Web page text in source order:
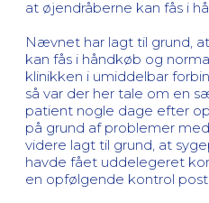
at øjendråberne kan fås i
Nævnet har lagt til grund,
kan fås i håndkøb og
klinikken i umiddelbar
så var der her tale om en
patient nogle dage efter
på grund af problemer
videre lagt til grund, at
havde fået uddelegeret
en opfølgende kontrol